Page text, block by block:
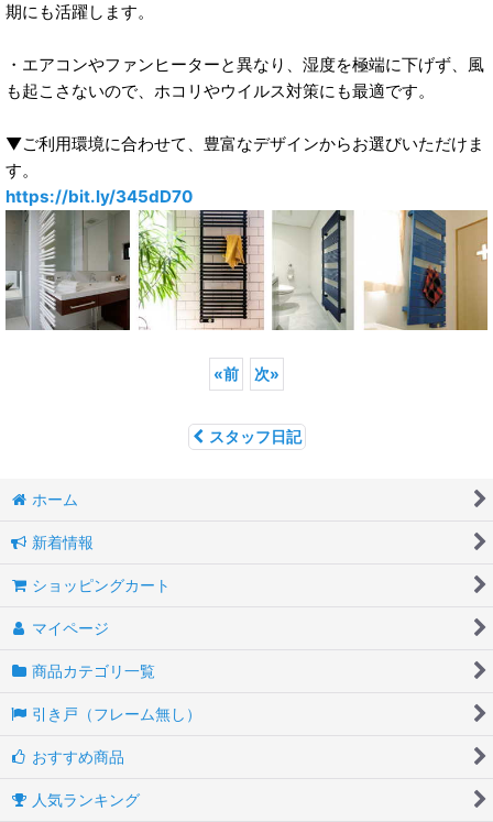
期にも活躍します。
・エアコンやファンヒーターと異なり、湿度を極端に下げず、風
も起こさないので、ホコリやウイルス対策にも最適です。
▼ご利用環境に合わせて、豊富なデザインからお選びいただけま
す。
https://bit.ly/345dD70
«前 次»
スタッフ日記
ホーム
新着情報
ショッピングカート
マイページ
商品カテゴリ一覧
引き戸（フレーム無し）
おすすめ商品
人気ランキング